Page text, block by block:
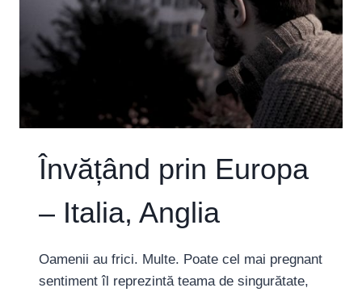
Învățând prin Europa
– Italia, Anglia
Oamenii au frici. Multe. Poate cel mai pregnant
sentiment îl reprezintă teama de singurătate,